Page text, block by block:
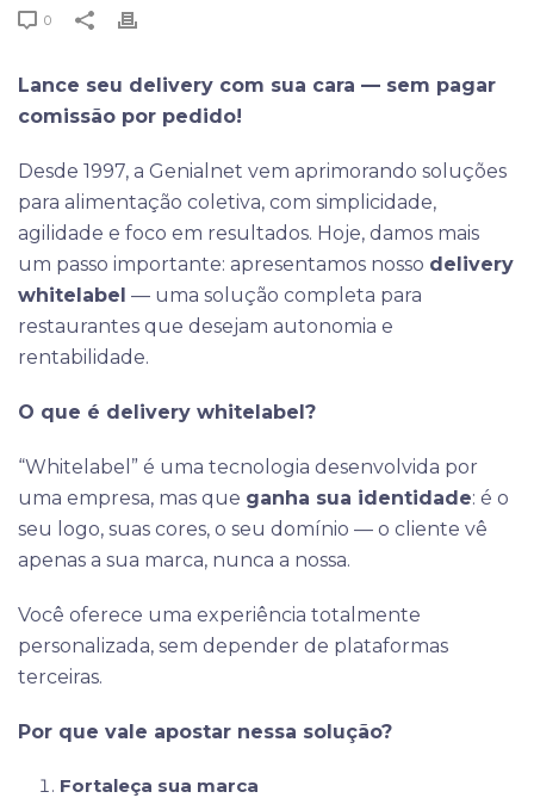
0
Lance seu delivery com sua cara — sem pagar
comissão por pedido!
Desde 1997, a Genialnet vem aprimorando soluções
para alimentação coletiva, com simplicidade,
agilidade e foco em resultados. Hoje, damos mais
um passo importante: apresentamos nosso delivery
whitelabel — uma solução completa para
restaurantes que desejam autonomia e
rentabilidade.
O que é delivery whitelabel?
“Whitelabel” é uma tecnologia desenvolvida por
uma empresa, mas que ganha sua identidade: é o
seu logo, suas cores, o seu domínio — o cliente vê
apenas a sua marca, nunca a nossa.
Você oferece uma experiência totalmente
personalizada, sem depender de plataformas
terceiras.
Por que vale apostar nessa solução?
Fortaleça sua marca